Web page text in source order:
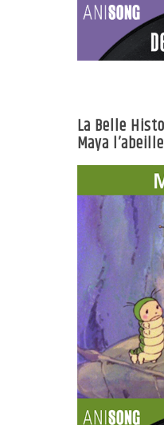
La Belle
Maya